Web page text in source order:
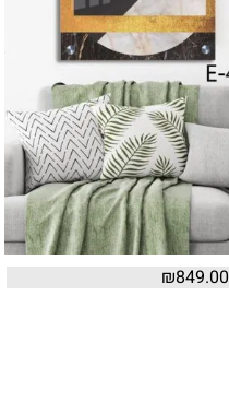
₪849.00